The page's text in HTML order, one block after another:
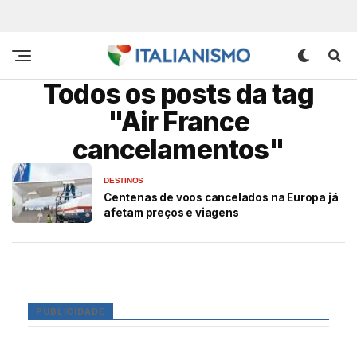
Todos os posts da tag
"Air France
cancelamentos"
DESTINOS
Centenas de voos cancelados na Europa já
afetam preços e viagens
PUBLICIDADE